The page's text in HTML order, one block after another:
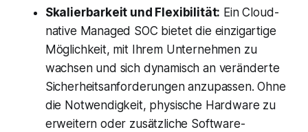
Skalierbarkeit und Flexibilität: Ein Cloud-
native Managed SOC bietet die einzigartige
Möglichkeit, mit Ihrem Unternehmen zu
wachsen und sich dynamisch an veränderte
Sicherheitsanforderungen anzupassen. Ohne
die Notwendigkeit, physische Hardware zu
erweitern oder zusätzliche Software-